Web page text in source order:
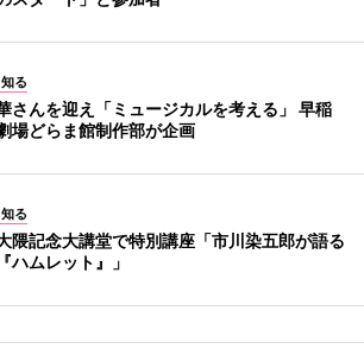
る
さんを迎え「ミュージカルを考える」 早稲
場どらま館制作部が企画
る
隈記念大講堂で特別講座「市川染五郎が語る
ハムレット』」